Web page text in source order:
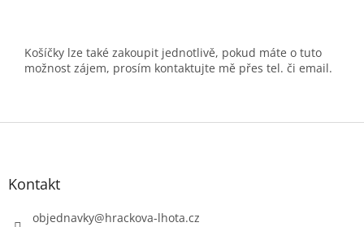
Košíčky lze také zakoupit jednotlivě, pokud máte o tuto
možnost zájem, prosím kontaktujte mě přes tel. či email.
Z
Kontakt
objednavky@hrackova-lhota.cz